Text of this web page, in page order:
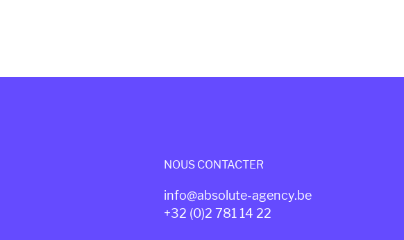
NOUS CONTACTER
info@absolute-agency.be
+32 (0)2 781 14 22